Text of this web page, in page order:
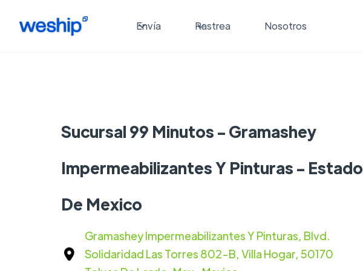
Envía Rastrea Nosotros
Sucursal 99 Minutos - Gramashey
Impermeabilizantes Y Pinturas - Estado
De Mexico
Gramashey Impermeabilizantes Y Pinturas, Blvd.
Solidaridad Las Torres 802-B, Villa Hogar, 50170